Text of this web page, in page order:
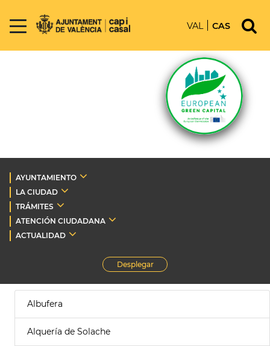
VAL CAS
AYUNTAMIENTO
LA CIUDAD
TRÁMITES
ATENCIÓN CIUDADANA
ACTUALIDAD
Desplegar
Albufera
Alquería de Solache